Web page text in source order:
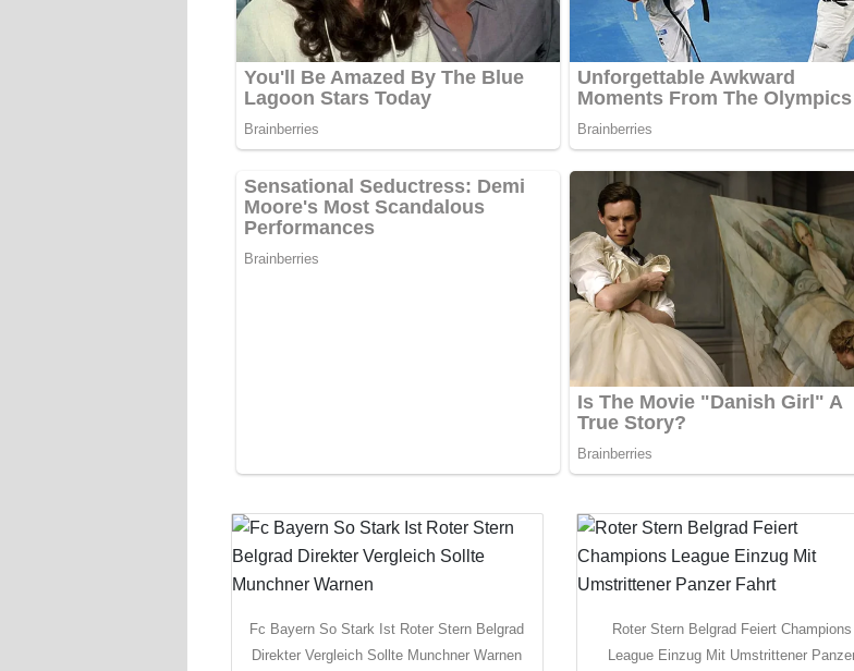
Fc Bayern So Stark Ist Roter Stern Belgrad
Direkter Vergleich Sollte Munchner Warnen
Roter Stern Belgrad Feiert Champions
League Einzug Mit Umstrittener